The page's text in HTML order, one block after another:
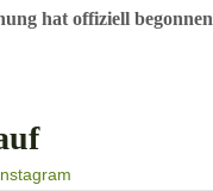
hat offiziell begonnen